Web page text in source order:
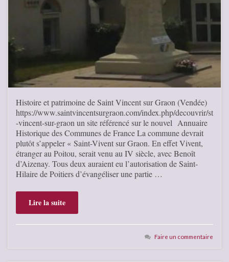
Histoire et patrimoine de Saint Vincent sur Graon (Vendée)
https://www.saintvincentsurgraon.com/index.php/decouvrir/st
-vincent-sur-graon un site référencé sur le nouvel Annuaire
Historique des Communes de France La commune devrait
plutôt s’appeler « Saint-Vivent sur Graon. En effet Vivent,
étranger au Poitou, serait venu au IV siècle, avec Benoît
d’Aizenay. Tous deux auraient eu l’autorisation de Saint-
Hilaire de Poitiers d’évangéliser une partie …
Lire la suite
Faire un commentaire